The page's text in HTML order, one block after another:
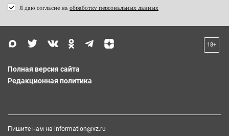
Я даю согласие на обработку персональных данных
18+
Полная версия сайта
Редакционная политика
Пишите нам на information@vz.ru